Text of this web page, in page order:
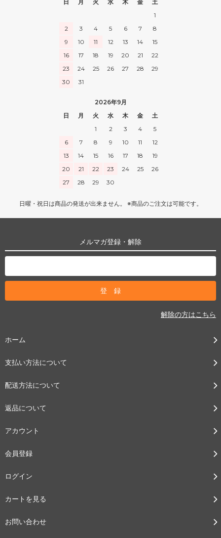
日
月 火 水 木 金
土
1
2
3 4 5 6 7
8
9
10 11 12 13 14
15
16
17 18 19 20 21
22
23
24 25 26 27 28
29
30
31
2026年9月
日
月 火 水 木 金
土
1
2 3 4
5
6
7 8 9 10 11
12
13
14 15 16 17 18
19
20
21 22 23 24 25
26
27
28 29 30
日曜・祝日は商品の発送が出来ません。 ※商品のご注文は可能です。
メルマガ登録・解除
解除の方はこちら
ホーム
支払い方法について
配送方法について
返品について
アカウント
会員登録
ログイン
カートを見る
お問い合わせ